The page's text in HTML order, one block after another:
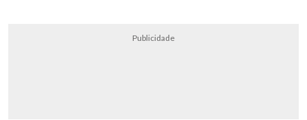
Publicidade